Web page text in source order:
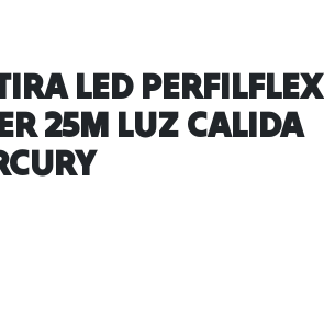
LED PERFILFLEX
25M LUZ CALIDA